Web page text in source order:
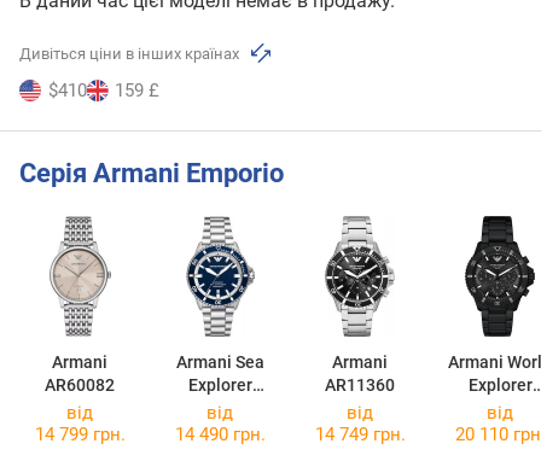
Дивіться ціни в інших країнах
$410 159 £
Серія Armani Emporio
Armani
AR60082
Armani Sea
Explorer
AR60079
Armani
AR11360
Armani
Explorer
AR11784
від
14 799 грн.
від
14 490 грн.
від
14 749 грн.
від
20 110